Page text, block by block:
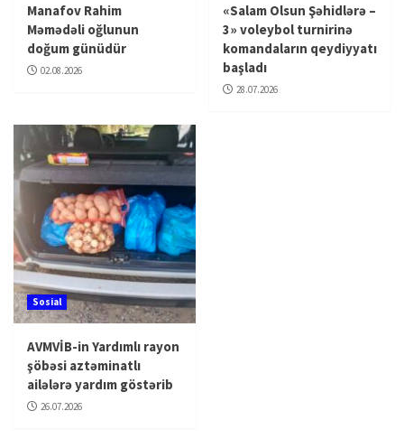
Manafov Rahim
Məmədəli oğlunun
doğum günüdür
02.08.2026
«Salam Olsun Şəhidlərə –
3» voleybol turnirinə
komandaların qeydiyyatı
başladı
28.07.2026
Sosial
AVMVİB-in Yardımlı rayon
şöbəsi aztəminatlı
ailələrə yardım göstərib
26.07.2026